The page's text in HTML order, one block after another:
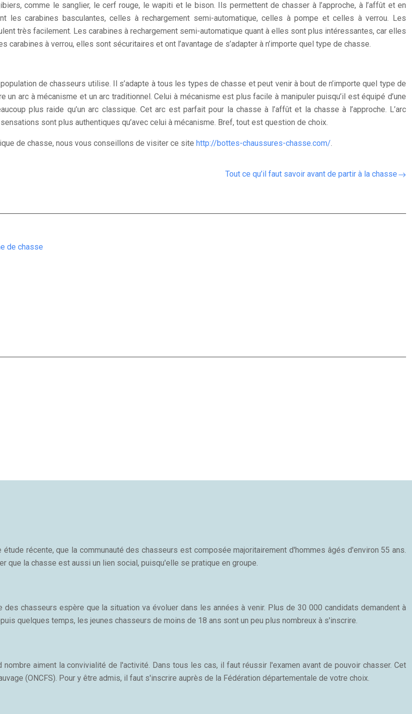
comme le sanglier, le cerf rouge, le wapiti et le bison. Ils permettent de chasser à l’approche, à l’affût et en
les carabines basculantes, celles à rechargement semi-automatique, celles à pompe et celles à verrou. Les
très facilement. Les carabines à rechargement semi-automatique quant à elles sont plus intéressantes, car elles
à verrou, elles sont sécuritaires et ont l’avantage de s’adapter à n’importe quel type de chasse.
de chasseurs utilise. Il s’adapte à tous les types de chasse et peut venir à bout de n’importe quel type de
arc à mécanisme et un arc traditionnel. Celui à mécanisme est plus facile à manipuler puisqu’il est équipé d’une
plus raide qu’un arc classique. Cet arc est parfait pour la chasse à l’affût et la chasse à l’approche. L’arc
sont plus authentiques qu’avec celui à mécanisme. Bref, tout est question de choix.
de chasse, nous vous conseillons de visiter ce site http://bottes-chaussures-chasse.com/.
Tout ce qu’il faut savoir avant de partir à la chasse
de chasse
récente, que la communauté des chasseurs est composée majoritairement d'hommes âgés d'environ 55 ans.
que la chasse est aussi un lien social, puisqu'elle se pratique en groupe.
chasseurs espère que la situation va évoluer dans les années à venir. Plus de 30 000 candidats demandent à
quelques temps, les jeunes chasseurs de moins de 18 ans sont un peu plus nombreux à s'inscrire.
aiment la convivialité de l'activité. Dans tous les cas, il faut réussir l'examen avant de pouvoir chasser. Cet
(ONCFS). Pour y être admis, il faut s'inscrire auprès de la Fédération départementale de votre choix.